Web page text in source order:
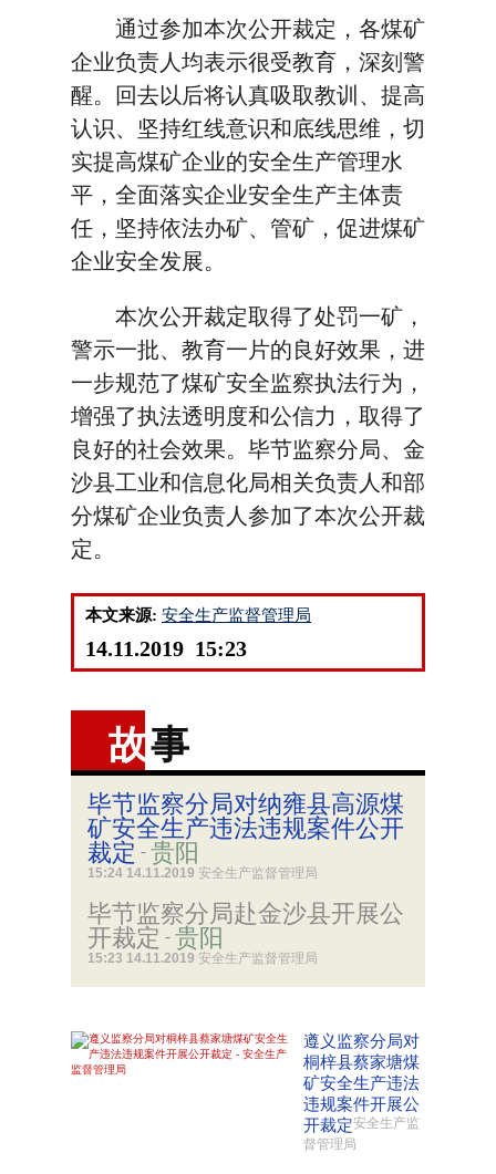
通过参加本次公开裁定，各煤矿
企业负责人均表示很受教育，深刻警
醒。回去以后将认真吸取教训、提高
认识、坚持红线意识和底线思维，切
实提高煤矿企业的安全生产管理水
平，全面落实企业安全生产主体责
任，坚持依法办矿、管矿，促进煤矿
企业安全发展。
本次公开裁定取得了处罚一矿，
警示一批、教育一片的良好效果，进
一步规范了煤矿安全监察执法行为，
增强了执法透明度和公信力，取得了
良好的社会效果。毕节监察分局、金
沙县工业和信息化局相关负责人和部
分煤矿企业负责人参加了本次公开裁
定。
本文来源: 安全生产监督管理局
14.11.2019 15:23
故事
毕节监察分局对纳雍县高源煤
矿安全生产违法违规案件公开
裁定 - 贵阳
15:24 14.11.2019 安全生产监督管理局
毕节监察分局赴金沙县开展公
开裁定 - 贵阳
15:23 14.11.2019 安全生产监督管理局
遵义监察分局对
桐梓县蔡家塘煤
矿安全生产违法
违规案件开展公
开裁定安全生产监
督管理局